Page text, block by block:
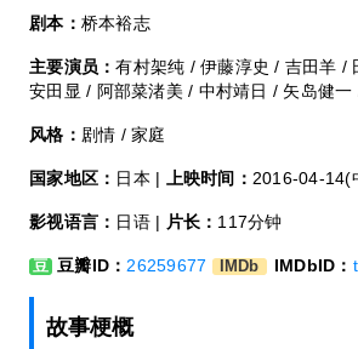
剧本： 桥本裕志
主要演员：有村架纯 / 伊藤淳史 / 吉田羊 /
安田显 / 阿部菜渚美 / 中村靖日 / 矢岛健一
风格： 剧情 / 家庭
国家地区： 日本 | 上映时间： 2016-04-14(
影视语言： 日语 | 片长： 117分钟
豆 豆瓣ID：26259677 IMDb IMDbID：
故事梗概